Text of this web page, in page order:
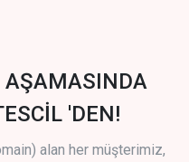
AŞAMASINDA
'DEN!
alan her müşterimiz,